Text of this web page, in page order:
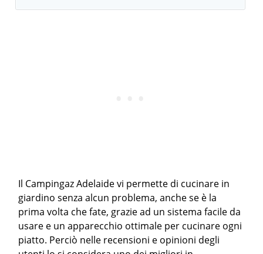
Il Campingaz Adelaide vi permette di cucinare in
giardino senza alcun problema, anche se è la
prima volta che fate, grazie ad un sistema facile da
usare e un apparecchio ottimale per cucinare ogni
piatto. Perciò nelle recensioni e opinioni degli